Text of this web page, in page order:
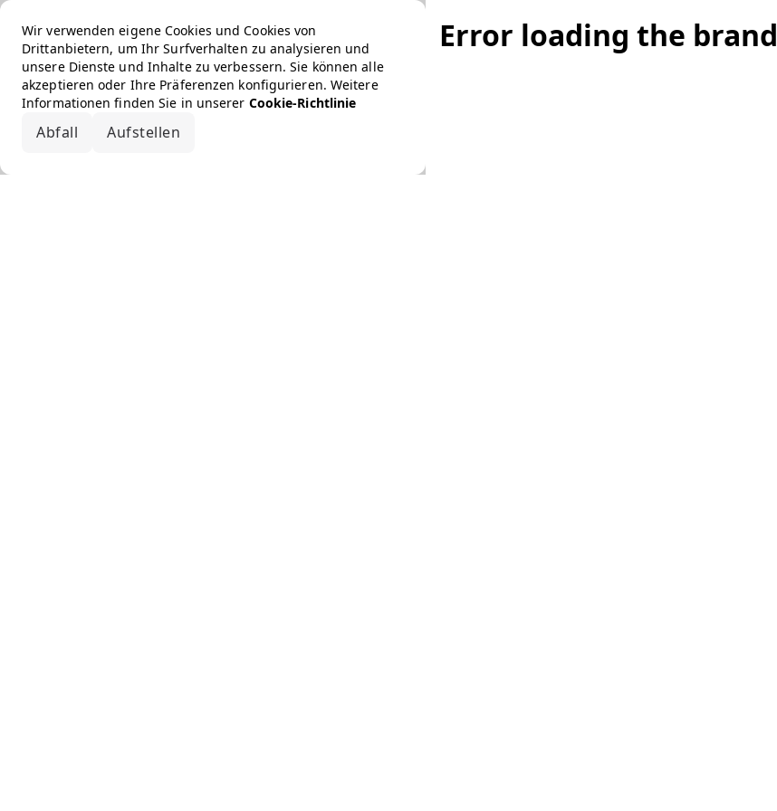
Wir verwenden eigene Cookies und Cookies von
Drittanbietern, um Ihr Surfverhalten zu analysieren und
unsere Dienste und Inhalte zu verbessern. Sie können alle
akzeptieren oder Ihre Präferenzen konfigurieren. Weitere
Informationen finden Sie in unserer Cookie-Richtlinie
Abfall Aufstellen
Error loading the brand